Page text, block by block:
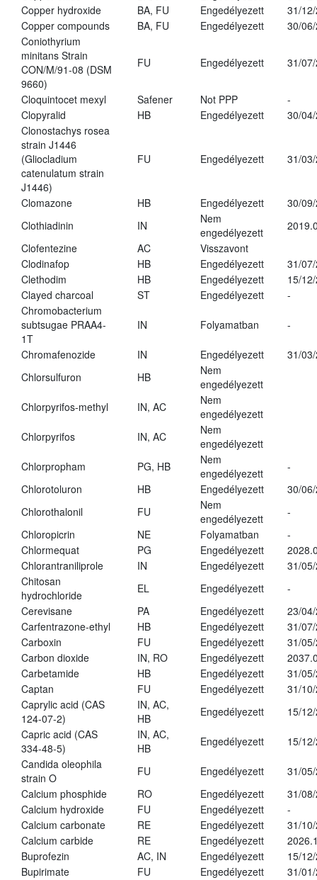
Copper hydroxide
BA, FU Engedélyezett
31/
Copper compounds
BA, FU Engedélyezett
30/
Coniothyrium
minitans Strain
CON/M/91-08 (DSM
9660)
FU Engedélyezett 31/
Cloquintocet mexyl Safener Not PPP
-
Clopyralid
HB Engedélyezett
30/
Clonostachys rosea
strain J1446
(Gliocladium
catenulatum strain
J1446)
FU Engedélyezett 31/
Clomazone HB Engedélyezett
30/
Clothiadinin
IN
Nem
engedélyezett
Clofentezine
AC
Visszavont
Clodinafop
HB Engedélyezett
31/
Clethodim
HB Engedélyezett
15/
Clayed charcoal
ST Engedélyezett
-
Chromobacterium
subtsugae PRAA4-
1T
IN Folyamatban -
Chromafenozide IN Engedélyezett
31/
Chlorsulfuron
HB
Nem
engedélyezett
Chlorpyrifos-methyl
IN, AC
Nem
engedélyezett
Chlorpyrifos
IN, AC
Nem
engedélyezett
Chlorpropham
PG, HB
Nem
engedélyezett
-
Chlorotoluron
HB Engedélyezett
30/
Chlorothalonil
FU
Nem
engedélyezett
-
Chloropicrin
NE Folyamatban
-
Chlormequat
PG Engedélyezett
Chlorantraniliprole
IN Engedélyezett
31/
Chitosan
hydrochloride
EL Engedélyezett
-
Cerevisane
PA Engedélyezett
23/
Carfentrazone-ethyl
HB Engedélyezett
31/
Carboxin
FU Engedélyezett
31/
Carbon dioxide
IN, RO Engedélyezett
Carbetamide
HB Engedélyezett
31/
Captan
FU Engedélyezett
31/
Caprylic acid (CAS
124-07-2)
IN, AC,
HB
Engedélyezett
15/
Capric acid (CAS
334-48-5)
IN, AC,
HB
Engedélyezett
15/
Candida oleophila
strain O
FU Engedélyezett
31/
Calcium phosphide
RO Engedélyezett
31/
Calcium hydroxide
FU Engedélyezett
-
Calcium carbonate
RE Engedélyezett
31/
Calcium carbide
RE Engedélyezett
Buprofezin
AC, IN Engedélyezett
15/
Bupirimate
FU Engedélyezett 31/